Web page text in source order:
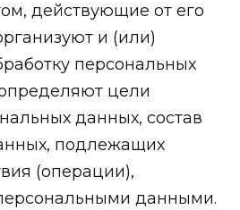
действующие от его
и (или)
персональных
цели
данных, состав
подлежащих
(операции),
данными.